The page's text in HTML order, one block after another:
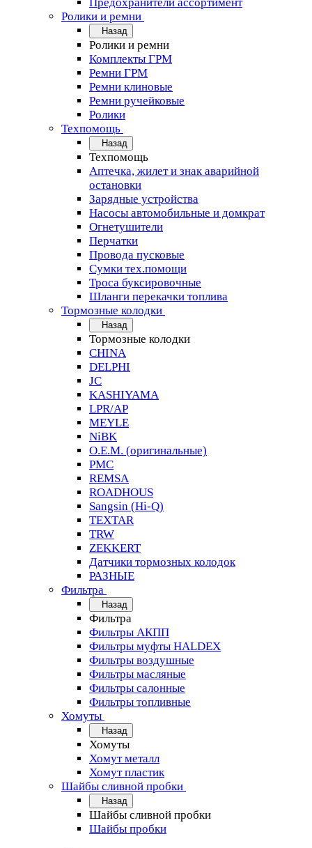
Ролики и ремни
Назад
Ролики и ремни
Комплекты ГРМ
Ремни ГРМ
Ремни клиновые
Ремни ручейковые
Ролики
Техпомощь
Назад
Техпомощь
Аптечка, жилет и знак аварийной
остановки
Зарядные устройства
Насосы автомобильные и домкрат
Огнетушители
Перчатки
Провода пусковые
Сумки тех.помощи
Троса буксировочные
Шланги перекачки топлива
Тормозные колодки
Назад
Тормозные колодки
CHINA
DELPHI
JC
KASHIYAMA
LPR/AP
MEYLE
NiBK
O.E.M. (оригинальные)
PMC
REMSA
ROADHOUS
Sangsin (Hi-Q)
TEXTAR
TRW
ZEKKERT
Датчики тормозных колодок
РАЗНЫЕ
Фильтра
Назад
Фильтра
Фильтры АКПП
Фильтры муфты HALDEX
Фильтры воздушные
Фильтры масляные
Фильтры салонные
Фильтры топливные
Хомуты
Назад
Хомуты
Хомут металл
Хомут пластик
Шайбы сливной пробки
Назад
Шайбы сливной пробки
Шайбы пробки